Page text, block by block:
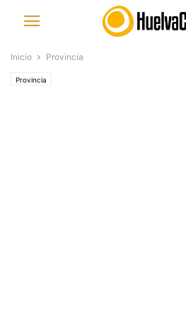
Inicio Provincia
Provincia